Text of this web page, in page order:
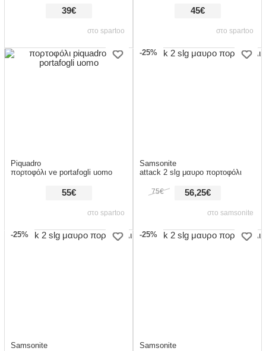
στο spartoo
39€
στο spartoo
45€
στο spartoo
Piquadro
πορτοφόλι ve portafogli uomo
55€
-25%
στο samsonite
Samsonite
attack 2 slg μαυρο πορτοφόλι
56,25€
75€
-25%
Samsonite
-25%
Samsonite